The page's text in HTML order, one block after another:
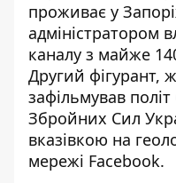
проживає у
адміністратором
каналу з майже
Другий фігурант,
зафільмував
Збройних Сил
вказівкою на
мережі Facebook.